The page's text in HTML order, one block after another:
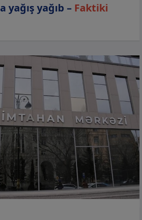
yağış yağıb – Faktiki